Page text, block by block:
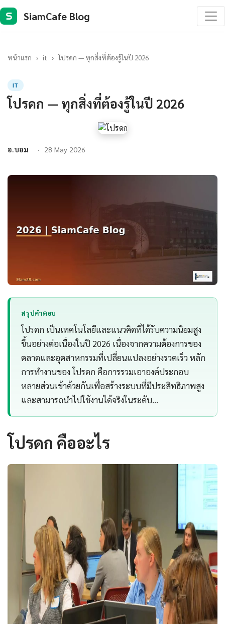
S SiamCafe Blog
หน้าแรก › it › โปรดก — ทุกสิ่งที่ต้องรู้ในปี 2026
IT
โปรดก — ทุกสิ่งที่ต้องรู้ในปี 2026
อ.บอม 28 May 2026
สรุปคำตอบ
โปรดก เป็นเทคโนโลยีและแนวคิดที่ได้รับความนิยมสูง
ขึ้นอย่างต่อเนื่องในปี 2026 เนื่องจากความต้องการของ
ตลาดและอุตสาหกรรมที่เปลี่ยนแปลงอย่างรวดเร็ว หลัก
การทำงานของ โปรดก คือการรวมเอาองค์ประกอบ
หลายส่วนเข้าด้วยกันเพื่อสร้างระบบที่มีประสิทธิภาพสูง
และสามารถนำไปใช้งานได้จริงในระดับ…
โปรดก คืออะไร